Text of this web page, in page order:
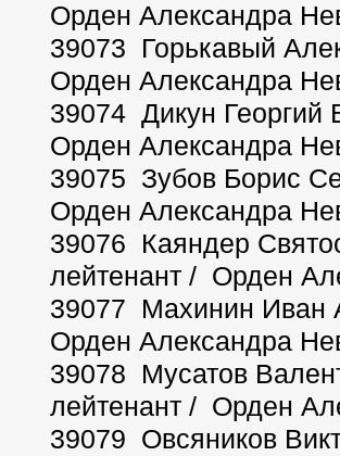
Орден Александра
39073 Горькавый
Орден Александра
39074 Дикун
Орден Александра
39075 Зубов Борис
Орден Александра
39076 Каяндер
лейтенант / Орден
39077 Махинин Иван
Орден Александра
39078 Мусатов
лейтенант / Орден
39079 Овсяников